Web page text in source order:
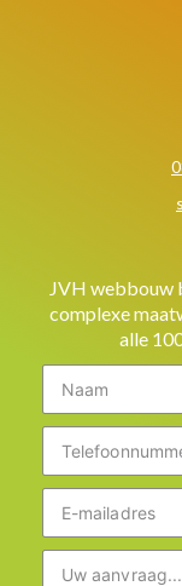
JVH webbouw
complexe
alle